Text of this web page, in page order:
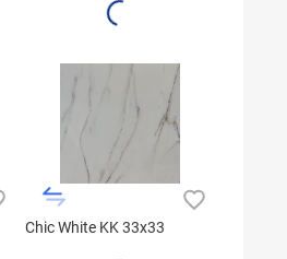
Chic White KK 33x33